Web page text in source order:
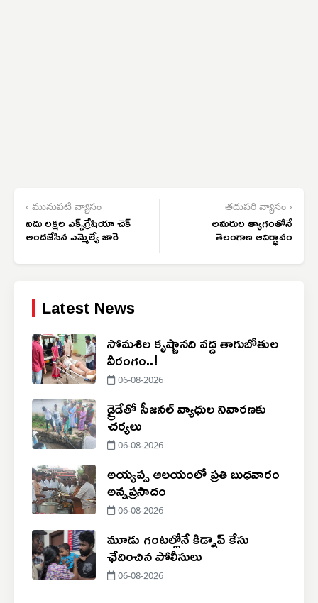
‹ మునుపటి వ్యాసం
ఐదు లక్షల ఎక్స్‌గ్రేషియా చెక్
అందజేసిన ఎమ్మెల్యే జారె
తదుపరి వ్యాసం ›
అమరుల త్యాగంతోనే
తెలంగాణ ఆవిర్భావం
Latest News
సోమశిల కృష్ణానది వద్ద తాగుబోతుల
వీరంగం..!
06-08-2026
డ్రైడేతో సీజనల్ వ్యాధుల నివారణకు
చర్యలు
06-08-2026
అయ్యప్ప ఆలయంలో ప్రతి బుధవారం
అన్నప్రసాదం
06-08-2026
మూడు గంటల్లోనే కిడ్నాప్ కేసు
ఛేదించిన పోలీసులు
06-08-2026